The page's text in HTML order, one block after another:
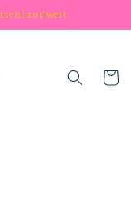
Cart